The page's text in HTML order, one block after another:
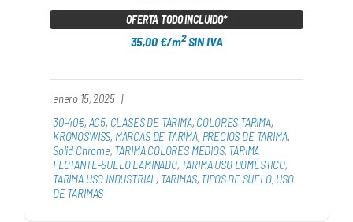
OFERTA TODO INCLUIDO*
35,00 €/m2SIN IVA
enero 15, 2025 |
30-40€, AC5, CLASES DE TARIMA, COLORES TARIMA,
KRONOSWISS, MARCAS DE TARIMA, PRECIOS DE TARIMA,
Solid Chrome, TARIMA COLORES MEDIOS, TARIMA
FLOTANTE-SUELO LAMINADO, TARIMA USO DOMÉSTICO,
TARIMA USO INDUSTRIAL , TARIMAS, TIPOS DE SUELO, USO
DE TARIMAS